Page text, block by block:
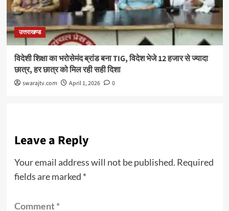
उत्तराखण्ड
विदेशी शिक्षा का भरोसेमंद ब्रांड बना TIG, विदेश भेजे 12 हजार से ज्यादा
छात्र, हर छात्र को मिल रही सही दिशा
swarajtv.com April 1, 2026 0
Leave a Reply
Your email address will not be published. Required
fields are marked *
Comment*